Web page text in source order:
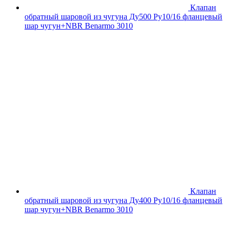
Клапан
обратный шаровой из чугуна Ду500 Ру10/16 фланцевый
шар чугун+NBR Benarmo 3010
Клапан
обратный шаровой из чугуна Ду400 Ру10/16 фланцевый
шар чугун+NBR Benarmo 3010